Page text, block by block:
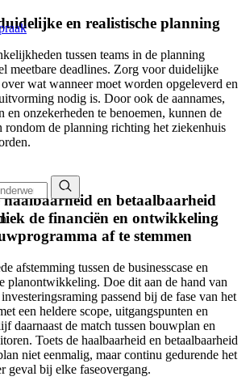
en realistische planning
tussen teams in de planning
meetbare deadlines. Zorg voor duidelijke
wat wanneer moet worden opgeleverd en
nodig is. Door ook de aannames,
en onzekerheden te benoemen, kunnen de
rondom de planning richting het ziekenhuis
haalbaarheid en betaalbaarheid
de financiën en ontwikkeling
af te stemmen
afstemming tussen de businesscase en
planontwikkeling. Doe dit aan de hand van
passend bij de fase van het
een heldere scope, uitgangspunten en
daarnaast de match tussen bouwplan en
Toets de haalbaarheid en betaalbaarheid
niet eenmalig, maar continu gedurende het
geval bij elke faseovergang.